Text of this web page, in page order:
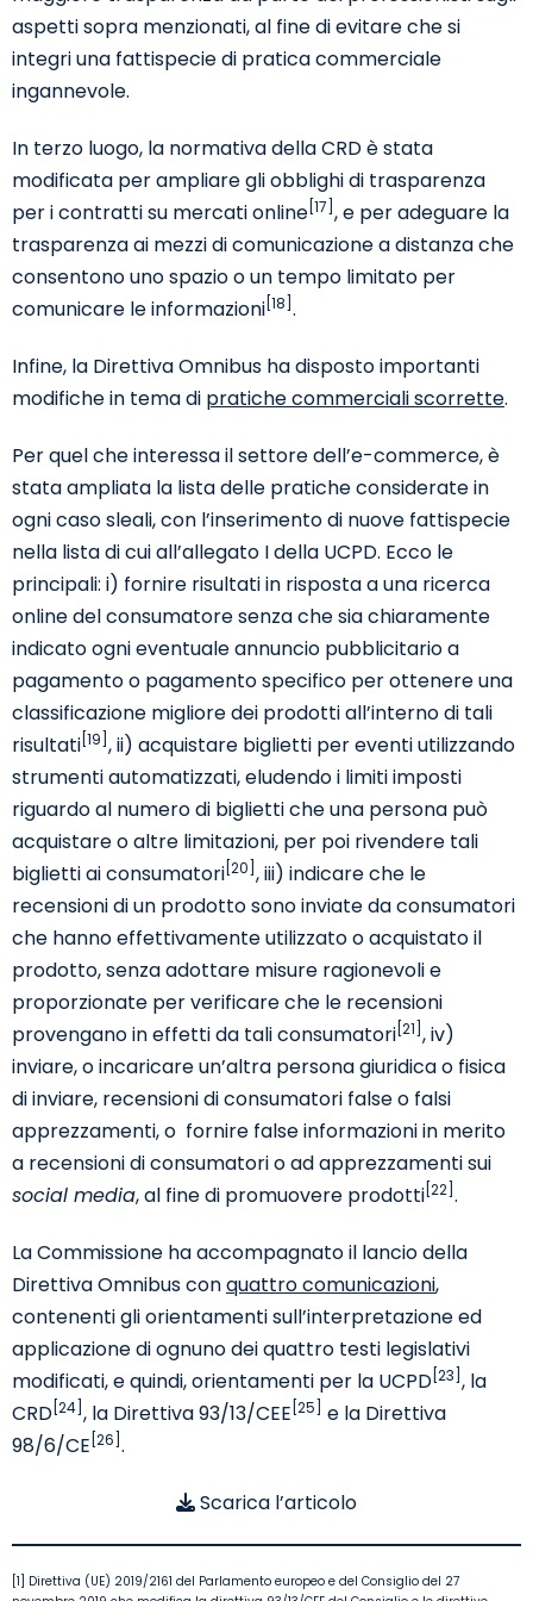
aspetti sopra menzionati, al fine di evitare che si
integri una fattispecie di pratica commerciale
ingannevole.
In terzo luogo, la normativa della CRD è stata
modificata per ampliare gli obblighi di trasparenza
per i contratti su mercati online [17] , e per adeguare la
trasparenza ai mezzi di comunicazione a distanza che
consentono uno spazio o un tempo limitato per
comunicare le informazioni [18] .
Infine, la Direttiva Omnibus ha disposto importanti
modifiche in tema di pratiche commerciali scorrette.
Per quel che interessa il settore dell’e-commerce, è
stata ampliata la lista delle pratiche considerate in
ogni caso sleali, con l’inserimento di nuove fattispecie
nella lista di cui all’allegato I della UCPD. Ecco le
principali: i) fornire risultati in risposta a una ricerca
online del consumatore senza che sia chiaramente
indicato ogni eventuale annuncio pubblicitario a
pagamento o pagamento specifico per ottenere una
classificazione migliore dei prodotti all’interno di tali
risultati [19] , ii) acquistare biglietti per eventi utilizzando
strumenti automatizzati, eludendo i limiti imposti
riguardo al numero di biglietti che una persona può
acquistare o altre limitazioni, per poi rivendere tali
biglietti ai consumatori [20] , iii) indicare che le
recensioni di un prodotto sono inviate da consumatori
che hanno effettivamente utilizzato o acquistato il
prodotto, senza adottare misure ragionevoli e
proporzionate per verificare che le recensioni
provengano in effetti da tali consumatori [21] , iv)
inviare, o incaricare un’altra persona giuridica o fisica
di inviare, recensioni di consumatori false o falsi
apprezzamenti, o fornire false informazioni in merito
a recensioni di consumatori o ad apprezzamenti sui
social media, al fine di promuovere prodotti [22] .
La Commissione ha accompagnato il lancio della
Direttiva Omnibus conquattro comunicazioni,
contenenti gli orientamenti sull’interpretazione ed
applicazione di ognuno dei quattro testi legislativi
modificati, e quindi, orientamenti per la UCPD [23] , la
CRD [24] , la Direttiva 93/13/CEE [25]
e la Direttiva
98/6/CE [26] .
Scarica l’articolo
[1] Direttiva (UE) 2019/2161 del Parlamento europeo e del Consiglio del 27